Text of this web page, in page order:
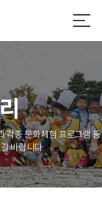
각종 문화체험 프로그램 등
바랍니다